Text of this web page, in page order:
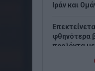
Ιράν και
φθηνότερα
προϊόντα